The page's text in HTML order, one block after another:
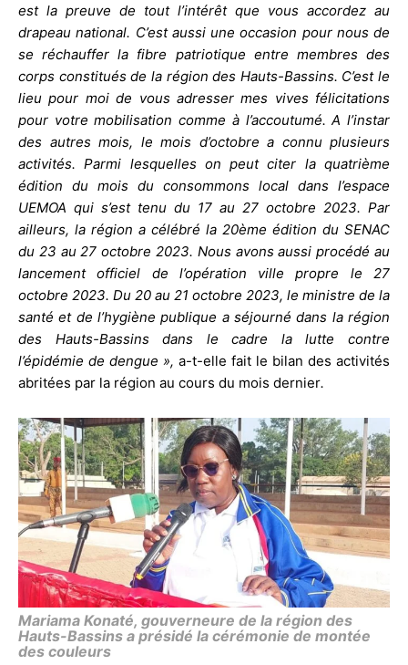
est la preuve de tout l’intérêt que vous accordez au
drapeau national. C’est aussi une occasion pour nous de
se réchauffer la fibre patriotique entre membres des
corps constitués de la région des Hauts-Bassins. C’est le
lieu pour moi de vous adresser mes vives félicitations
pour votre mobilisation comme à l’accoutumé. A l’instar
des autres mois, le mois d’octobre a connu plusieurs
activités. Parmi lesquelles on peut citer la quatrième
édition du mois du consommons local dans l’espace
UEMOA qui s’est tenu du 17 au 27 octobre 2023. Par
ailleurs, la région a célébré la 20ème édition du SENAC
du 23 au 27 octobre 2023. Nous avons aussi procédé au
lancement officiel de l’opération ville propre le 27
octobre 2023. Du 20 au 21 octobre 2023, le ministre de la
santé et de l’hygiène publique a séjourné dans la région
des Hauts-Bassins dans le cadre la lutte contre
l’épidémie de dengue », a-t-elle fait le bilan des activités
abritées par la région au cours du mois dernier.
Mariama Konaté, gouverneure de la région des
Hauts-Bassins a présidé la cérémonie de montée
des couleurs